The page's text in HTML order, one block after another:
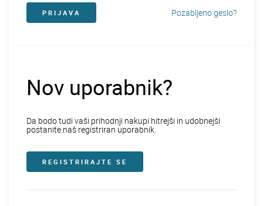
Pozabljeno geslo?
Nov uporabnik?
Da bodo tudi vaši prihodnji nakupi hitrejši in udobnejši
postanite naš registriran uporabnik.
REGISTRIRAJTE SE